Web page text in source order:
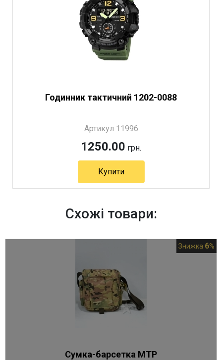
Годинник тактичний 1202-0088
Артикул 11996
1250.00 грн.
Купити
Схожі товари:
Знижка 6%
Сумка-барсетка MTP